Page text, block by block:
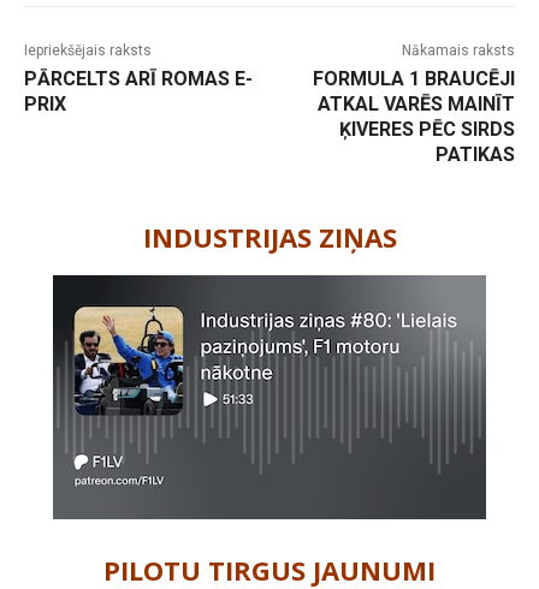
Iepriekšējais raksts
PĀRCELTS ARĪ ROMAS E-
PRIX
Nākamais raksts
FORMULA 1 BRAUCĒJI
ATKAL VARĒS MAINĪT
ĶIVERES PĒC SIRDS
PATIKAS
INDUSTRIJAS ZIŅAS
PILOTU TIRGUS JAUNUMI